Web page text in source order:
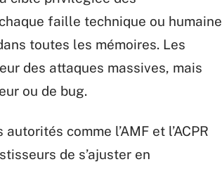
faille technique ou humaine
toutes les mémoires. Les
des attaques massives, mais
ou de bug.
comme l’AMF et l’ACPR
de s’ajuster en